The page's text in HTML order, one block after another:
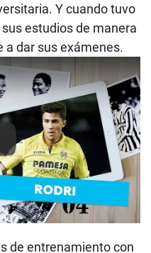
Y cuando tuvo
estudios de manera
a dar sus exámenes.
de entrenamiento con